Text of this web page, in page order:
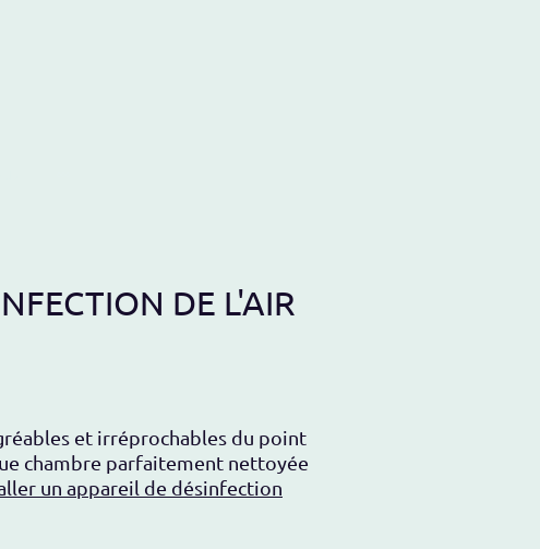
DE L'AIR
et irréprochables du point
chambre parfaitement nettoyée
un appareil de désinfection